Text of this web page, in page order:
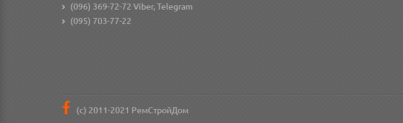
(096) 369-72-72 Viber, Telegram
(095) 703-77-22
(с) 2011-2021 РемСтройДом